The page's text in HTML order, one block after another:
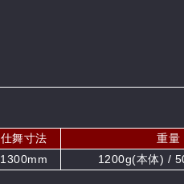
仕舞寸法 重量
1300mm 1200g(本体) /